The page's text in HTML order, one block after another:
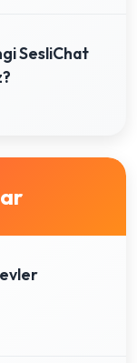
SesliChat